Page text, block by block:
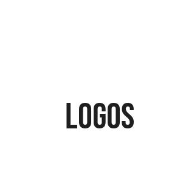
Logos